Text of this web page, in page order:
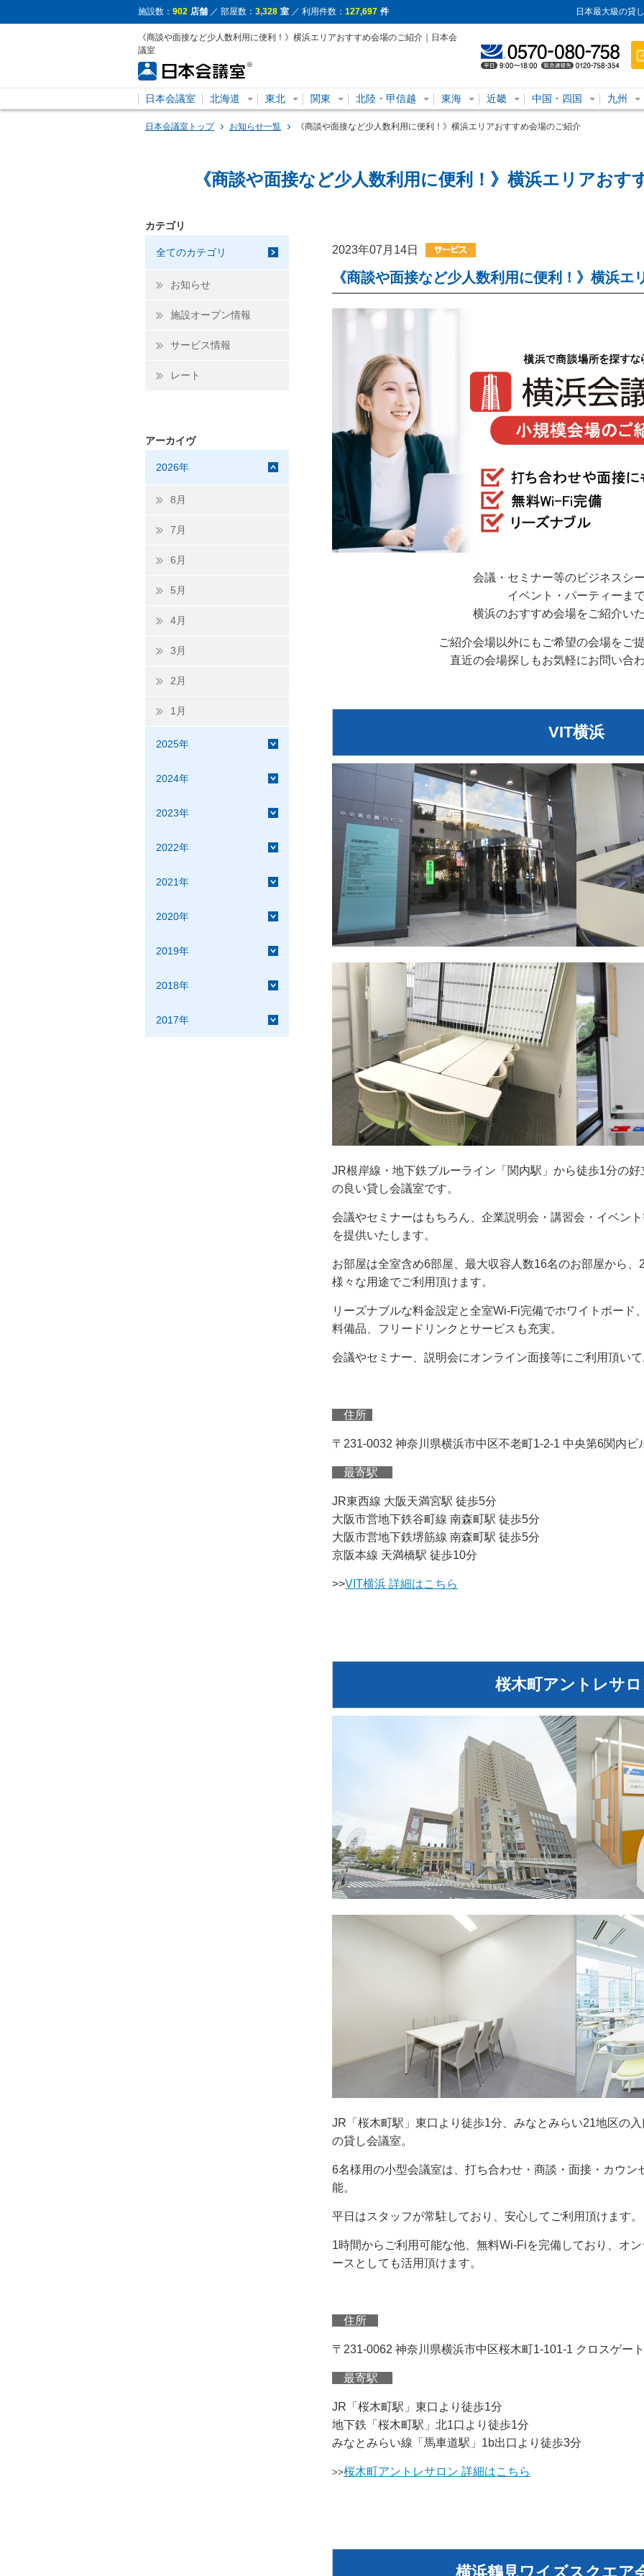
施設数： 902 店舗 ／ 部屋数： 3,328 室 ／ 利用件数： 127,697 件 日本最大級の貸
《商談や面接など少人数利用に便利！》横浜エリアおすすめ会場のご紹介｜日本会
議室
日本会議室 北海道 東北 関東 北陸・甲信越 東海 近畿 中国・四国 九州
日本会議室トップ お知らせ一覧 《商談や面接など少人数利用に便利！》横浜エリアおすすめ会場のご紹介
《商談や面接など少人数利用に便利！》横浜エリアおす
カテゴリ
全てのカテゴリ
お知らせ
施設オープン情報
サービス情報
レート
アーカイヴ
2026年
8月
7月
6月
5月
4月
3月
2月
1月
2025年
2024年
2023年
2022年
2021年
2020年
2019年
2018年
2017年
2023年07月14日
《商談や面接など少人数利用に便利！》横浜エ
会議・セミナー等のビジネスシ
イベント・パーティーま
横浜のおすすめ会場をご紹介い
ご紹介会場以外にもご希望の会場をご
直近の会場探しもお気軽にお問い合
VIT横浜
JR根岸線・地下鉄ブルーライン「関内駅」から徒歩1分の
の良い貸し会議室です。
会議やセミナーはもちろん、企業説明会・講習会・イベン
を提供いたします。
お部屋は全室含め6部屋、最大収容人数16名のお部屋から
様々な用途でご利用頂けます。
リーズナブルな料金設定と全室Wi-Fi完備でホワイトボード
料備品、フリードリンクとサービスも充実。
会議やセミナー、説明会にオンライン面接等にご利用頂い
住所
〒231-0032 神奈川県横浜市中区不老町1-2-1 中央第6関内ビ
最寄駅
JR東西線 大阪天満宮駅 徒歩5分
大阪市営地下鉄谷町線 南森町駅 徒歩5分
大阪市営地下鉄堺筋線 南森町駅 徒歩5分
京阪本線 天満橋駅 徒歩10分
>>VIT横浜 詳細はこちら
桜木町アントレサ
JR「桜木町駅」東口より徒歩1分、みなとみらい21地区の
の貸し会議室。
6名様用の小型会議室は、打ち合わせ・商談・面接・カウン
能。
平日はスタッフが常駐しており、安心してご利用頂けます。
1時間からご利用可能な他、無料Wi-Fiを完備しており、オ
ースとしても活用頂けます。
住所
〒231-0062 神奈川県横浜市中区桜木町1-101-1 クロスゲー
最寄駅
JR「桜木町駅」東口より徒歩1分
地下鉄「桜木町駅」北1口より徒歩1分
みなとみらい線「馬車道駅」1b出口より徒歩3分
>>桜木町アントレサロン 詳細はこちら
横浜鶴見ワイズスクエア